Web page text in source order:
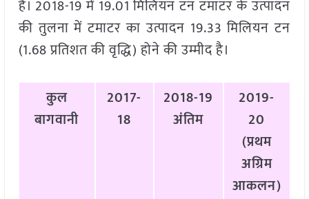
है। 2018-19 में 19.01 मिलियन टन टमाटर के उत्पादन
की तुलना में टमाटर का उत्पादन 19.33 मिलियन टन
(1.68 प्रतिशत की वृद्धि) होने की उम्मीद है।
कुल
बागवानी
2017-
18
2018-19
अंतिम
2019-
20
(प्रथम
अग्रिम
आकलन)